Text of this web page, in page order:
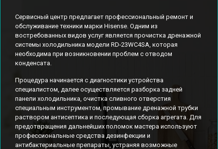
Сервисный центр предлагает профессиональный ремонт и
обслуживание техники марки Hisense. Одним из
востребованных видов услуг является прочистка дренажной
системы холодильника модели RD-23WC4SA, которая
необходима при возникновении проблем с отводом
конденсата.
Процедура начинается с диагностики устройства
специалистом, далее осуществляется разборка задней
панели холодильника, очистка сливного отверстия
специальным инструментом, промывание дренажной трубки
раствором антисептика и последующая сборка агрегата. Для
предотвращения дальнейших поломок мастера используют
профессиональные средства дезинфекции и
антибактериальные препараты, устраняя возможные